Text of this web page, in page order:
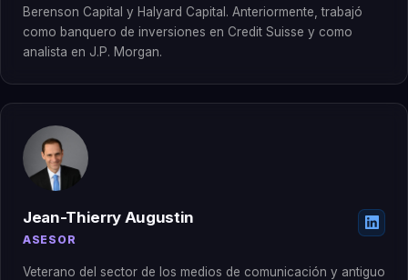
Berenson Capital y Halyard Capital. Anteriormente, trabajó
como banquero de inversiones en Credit Suisse y como
analista en J.P. Morgan.
Jean-Thierry Augustin
ASESOR
Veterano del sector de los medios de comunicación y antiguo